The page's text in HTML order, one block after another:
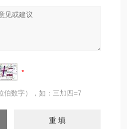
伯数字），如：三加四=7